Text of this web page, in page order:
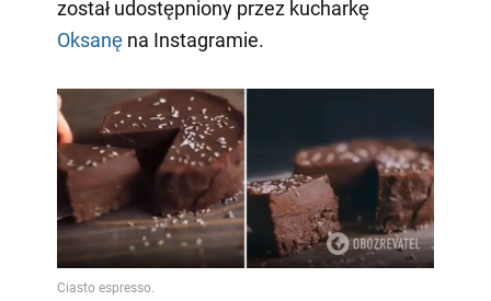
został udostępniony przez kucharkę
Oksanęna Instagramie.